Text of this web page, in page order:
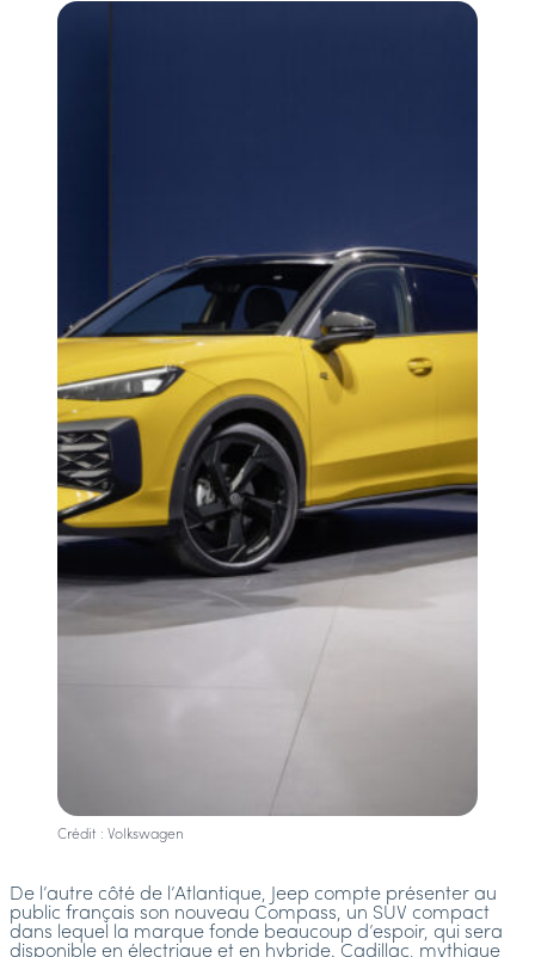
Crédit : Volkswagen
De l’autre côté de l’Atlantique, Jeep compte présenter au
public français son nouveau Compass, un SUV compact
dans lequel la marque fonde beaucoup d’espoir, qui sera
disponible en électrique et en hybride. Cadillac, mythique